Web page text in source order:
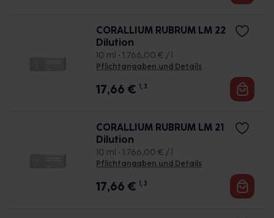
CORALLIUM RUBRUM LM 22
Dilution
10 ml • 1.766,00 € / l
Pflichtangaben und Details
17,66 € 1, 3
CORALLIUM RUBRUM LM 21
Dilution
10 ml • 1.766,00 € / l
Pflichtangaben und Details
17,66 € 1, 3